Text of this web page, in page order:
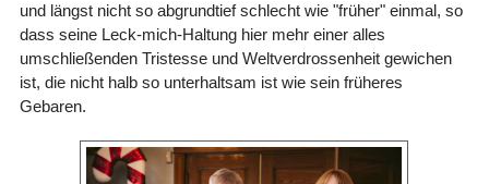
und längst nicht so abgrundtief schlecht wie "früher" einmal, so
dass seine Leck-mich-Haltung hier mehr einer alles
umschließenden Tristesse und Weltverdrossenheit gewichen
ist, die nicht halb so unterhaltsam ist wie sein früheres
Gebaren.